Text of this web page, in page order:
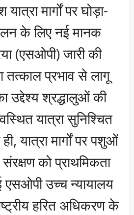
मार्गों पर घोड़ा-
के लिए नई मानक
(एसओपी) जारी की
तत्काल प्रभाव से लागू
उद्देश्य श्रद्धालुओं की
यात्रा सुनिश्चित
यात्रा मार्गों पर पशुओं
को प्राथमिकता
उच्च न्यायालय
हरित अधिकरण के